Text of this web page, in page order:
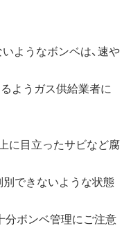
ようなボンベは、速や
ようガス供給業者に
に目立ったサビなど腐
できないような状態
分ボンベ管理にご注意